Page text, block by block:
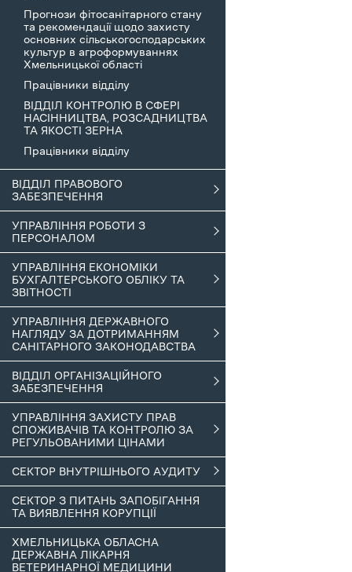
Прогнози фітосанітарного стану
та рекомендації щодо захисту
основних сільськогосподарських
культур в агроформуваннях
Хмельницької області
Працівники відділу
ВІДДІЛ КОНТРОЛЮ В СФЕРІ
НАСІННИЦТВА, РОЗСАДНИЦТВА
ТА ЯКОСТІ ЗЕРНА
Працівники відділу
ВІДДІЛ ПРАВОВОГО
ЗАБЕЗПЕЧЕННЯ
УПРАВЛІННЯ РОБОТИ З
ПЕРСОНАЛОМ
УПРАВЛІННЯ ЕКОНОМІКИ
БУХГАЛТЕРСЬКОГО ОБЛІКУ ТА
ЗВІТНОСТІ
УПРАВЛІННЯ ДЕРЖАВНОГО
НАГЛЯДУ ЗА ДОТРИМАННЯМ
САНІТАРНОГО ЗАКОНОДАВСТВА
ВІДДІЛ ОРГАНІЗАЦІЙНОГО
ЗАБЕЗПЕЧЕННЯ
УПРАВЛІННЯ ЗАХИСТУ ПРАВ
СПОЖИВАЧІВ ТА КОНТРОЛЮ ЗА
РЕГУЛЬОВАНИМИ ЦІНАМИ
СЕКТОР ВНУТРІШНЬОГО АУДИТУ
СЕКТОР З ПИТАНЬ ЗАПОБІГАННЯ
ТА ВИЯВЛЕННЯ КОРУПЦІЇ
ХМЕЛЬНИЦЬКА ОБЛАСНА
ДЕРЖАВНА ЛІКАРНЯ
ВЕТЕРИНАРНОЇ МЕДИЦИНИ